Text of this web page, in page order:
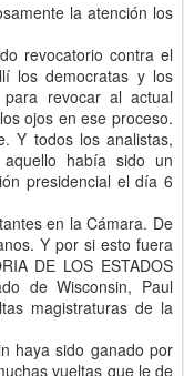
la atención los
revocatorio contra el
los democratas y los
revocar al actual
ojos en ese proceso.
Y todos los analistas,
había sido un
presidencial el día 6
en la Cámara. De
Y por si esto fuera
DE LOS ESTADOS
de Wisconsin, Paul
magistraturas de la
haya sido ganado por
vueltas que le de